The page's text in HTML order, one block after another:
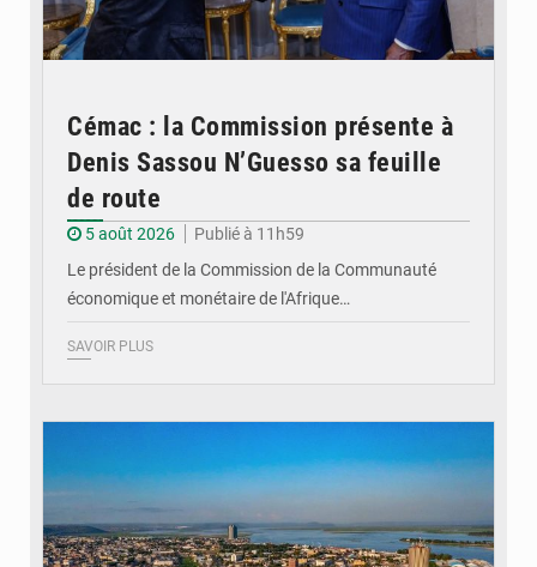
Cémac : la Commission présente à
Denis Sassou N’Guesso sa feuille
de route
5 août 2026
Publié à 11h59
Le président de la Commission de la Communauté
économique et monétaire de l'Afrique…
SAVOIR PLUS